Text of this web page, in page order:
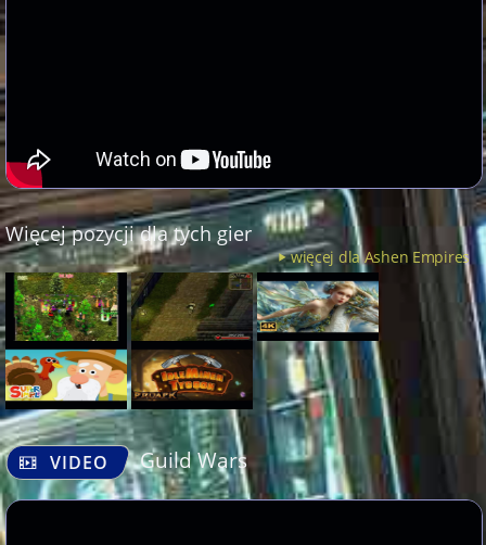
Więcej pozycji dla tych gier
więcej dla Ashen Empires
VIDEO Guild Wars